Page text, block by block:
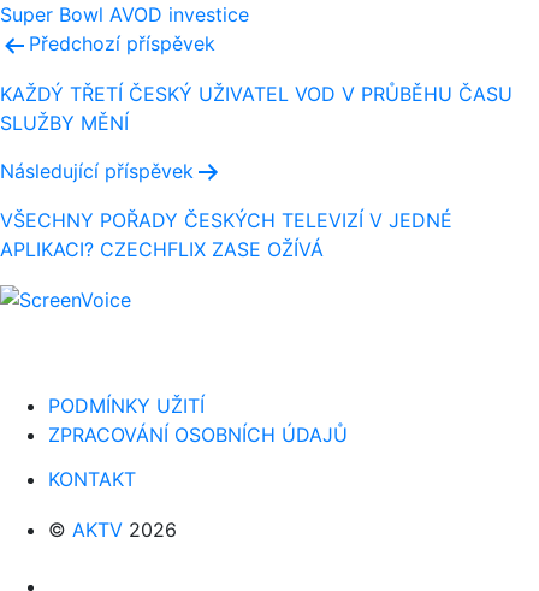
Super Bowl AVOD investice
Navigace
pro
příspěvek
Předchozí příspěvek
KAŽDÝ TŘETÍ ČESKÝ UŽIVATEL VOD V PRŮBĚHU ČASU
SLUŽBY MĚNÍ
Následující příspěvek
VŠECHNY POŘADY ČESKÝCH TELEVIZÍ V JEDNÉ
APLIKACI? CZECHFLIX ZASE OŽÍVÁ
PODMÍNKY UŽITÍ
ZPRACOVÁNÍ OSOBNÍCH ÚDAJŮ
KONTAKT
© AKTV 2026